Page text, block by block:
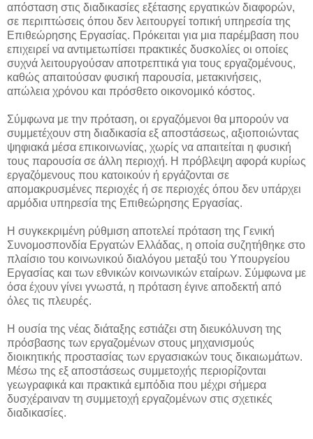
απόσταση στις διαδικασίες εξέτασης εργατικών διαφορών,
σε περιπτώσεις όπου δεν λειτουργεί τοπική υπηρεσία της
Επιθεώρησης Εργασίας. Πρόκειται για μια παρέμβαση που
επιχειρεί να αντιμετωπίσει πρακτικές δυσκολίες οι οποίες
συχνά λειτουργούσαν αποτρεπτικά για τους εργαζομένους,
καθώς απαιτούσαν φυσική παρουσία, μετακινήσεις,
απώλεια χρόνου και πρόσθετο οικονομικό κόστος.
Σύμφωνα με την πρόταση, οι εργαζόμενοι θα μπορούν να
συμμετέχουν στη διαδικασία εξ αποστάσεως, αξιοποιώντας
ψηφιακά μέσα επικοινωνίας, χωρίς να απαιτείται η φυσική
τους παρουσία σε άλλη περιοχή. Η πρόβλεψη αφορά κυρίως
εργαζόμενους που κατοικούν ή εργάζονται σε
απομακρυσμένες περιοχές ή σε περιοχές όπου δεν υπάρχει
αρμόδια υπηρεσία της Επιθεώρησης Εργασίας.
Η συγκεκριμένη ρύθμιση αποτελεί πρόταση της Γενική
Συνομοσπονδία Εργατών Ελλάδας, η οποία συζητήθηκε στο
πλαίσιο του κοινωνικού διαλόγου μεταξύ του Υπουργείου
Εργασίας και των εθνικών κοινωνικών εταίρων. Σύμφωνα με
όσα έχουν γίνει γνωστά, η πρόταση έγινε αποδεκτή από
όλες τις πλευρές.
Η ουσία της νέας διάταξης εστιάζει στη διευκόλυνση της
πρόσβασης των εργαζομένων στους μηχανισμούς
διοικητικής προστασίας των εργασιακών τους δικαιωμάτων.
Μέσω της εξ αποστάσεως συμμετοχής περιορίζονται
γεωγραφικά και πρακτικά εμπόδια που μέχρι σήμερα
δυσχέραιναν τη συμμετοχή εργαζομένων στις σχετικές
διαδικασίες.